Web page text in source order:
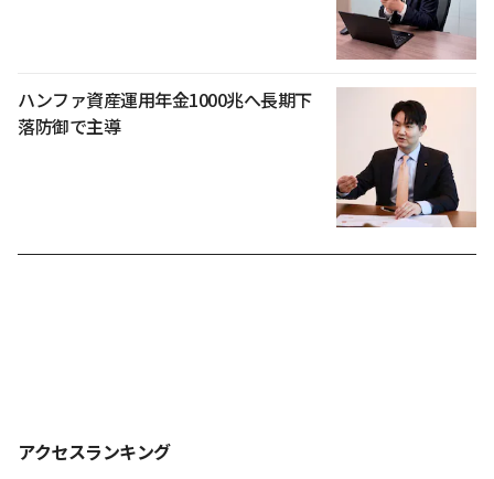
ハンファ資産運用年金1000兆へ長期下
落防御で主導
アクセスランキング